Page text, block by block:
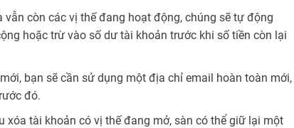
vẫn còn các vị thế đang hoạt động, chúng sẽ tự động
hoặc trừ vào số dư tài khoản trước khi số tiền còn lại
bạn sẽ cần sử dụng một địa chỉ email hoàn toàn mới,
đó.
xóa tài khoản có vị thế đang mở, sàn có thể giữ lại một